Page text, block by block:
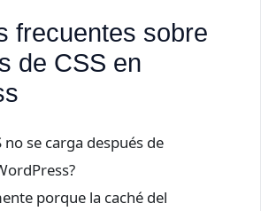
frecuentes sobre
de CSS en
no se carga después de
porque la caché del